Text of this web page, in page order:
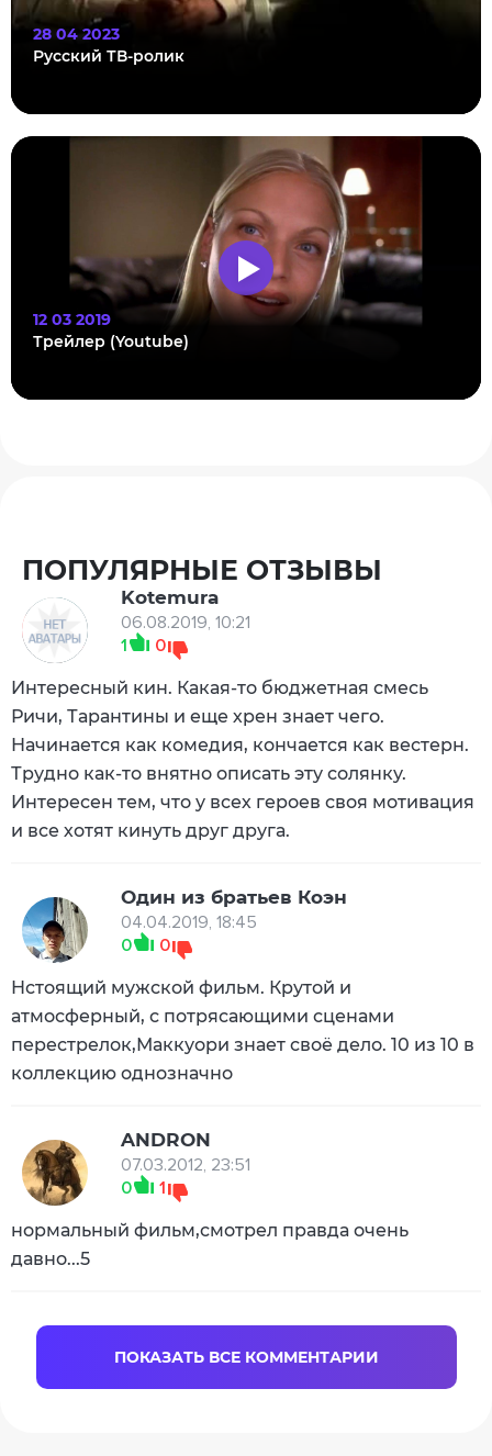
28 04 2023
Русский ТВ-ролик
12 03 2019
Трейлер (Youtube)
ПОПУЛЯРНЫЕ ОТЗЫВЫ
Kotemura
06.08.2019, 10:21
1
0
Интересный кин. Какая-то бюджетная смесь
Ричи, Тарантины и еще хрен знает чего.
Начинается как комедия, кончается как вестерн.
Трудно как-то внятно описать эту солянку.
Интересен тем, что у всех героев своя мотивация
и все хотят кинуть друг друга.
Один из братьев Коэн
04.04.2019, 18:45
0
0
Нстоящий мужской фильм. Крутой и
атмосферный, с потрясающими сценами
перестрелок,Маккуори знает своё дело. 10 из 10 в
коллекцию однозначно
ANDRON
07.03.2012, 23:51
0
1
нормальный фильм,смотрел правда очень
давно...5
ПОКАЗАТЬ ВСЕ КОММЕНТАРИИ